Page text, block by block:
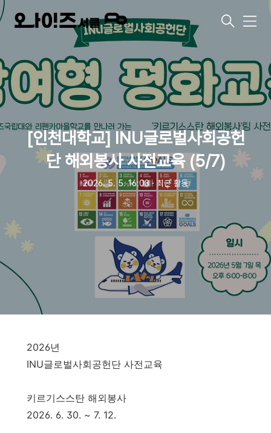
메
[인천대학교] INU글로벌사회공헌
단 해외봉사 사전교육 (5/7)
2026. 5. 5. 16:03ㆍ 최근 활동
2026년
INU글로벌사회공헌단 사전교육
키르기스스탄 해외봉사
2026. 6. 30. ~ 7. 12.